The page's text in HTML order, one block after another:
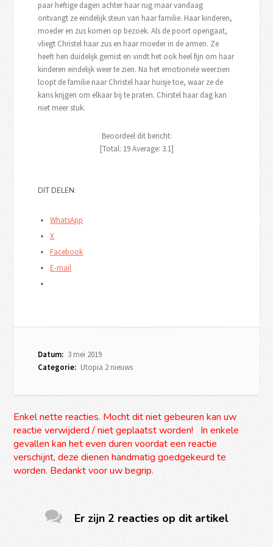
paar heftige dagen achter haar rug maar vandaag
ontvangt ze eindelijk steun van haar familie. Haar kinderen,
moeder en zus komen op bezoek. Als de poort opengaat,
vliegt Christel haar zus en haar moeder in de armen. Ze
heeft hen duidelijk gemist en vindt het ook heel fijn om haar
kinderen eindelijk weer te zien. Na het emotionele weerzien
loopt de familie naar Christel haar huisje toe, waar ze de
kans krijgen om elkaar bij te praten. Chirstel haar dag kan
niet meer stuk.
Beoordeel dit bericht:
[Total: 19Average: 3.1]
DIT DELEN:
WhatsApp
X
Facebook
E-mail
Datum: 3 mei 2019
Categorie: Utopia 2 nieuws
Enkel nette reacties. Mocht dit niet gebeuren kan uw
reactie verwijderd / niet geplaatst worden! In enkele
gevallen kan het even duren voordat een reactie
verschijnt, deze dienen handmatig goedgekeurd te
worden. Bedankt voor uw begrip.
Er zijn 2 reacties op dit artikel